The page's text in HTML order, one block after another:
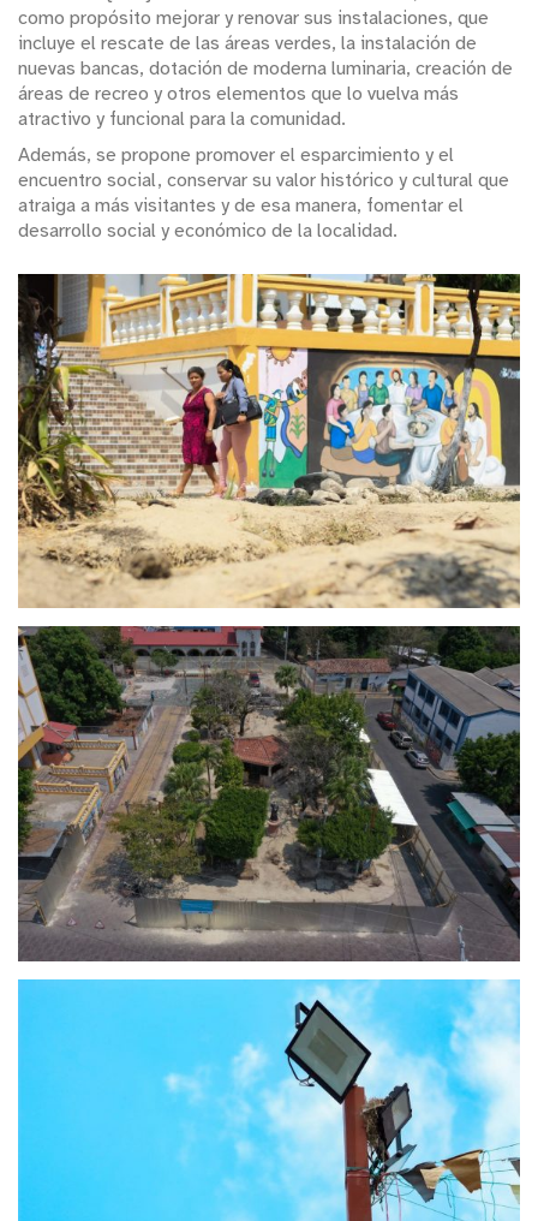
como propósito mejorar y renovar sus instalaciones, que
incluye el rescate de las áreas verdes, la instalación de
nuevas bancas, dotación de moderna luminaria, creación de
áreas de recreo y otros elementos que lo vuelva más
atractivo y funcional para la comunidad.
Además, se propone promover el esparcimiento y el
encuentro social, conservar su valor histórico y cultural que
atraiga a más visitantes y de esa manera, fomentar el
desarrollo social y económico de la localidad.